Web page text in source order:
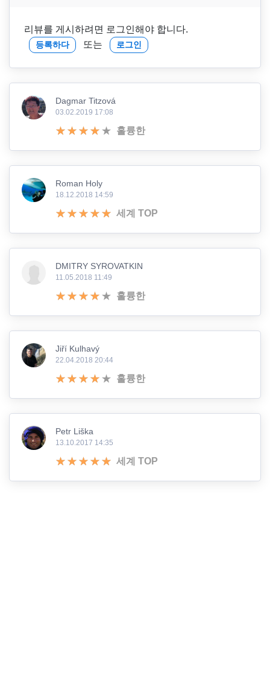
리뷰를 게시하려면 로그인해야 합니다.
등록하다 또는 로그인
Dagmar Titzová
03.02.2019 17:08
훌륭한
Roman Holy
18.12.2018 14:59
세계 TOP
DMITRY SYROVATKIN
11.05.2018 11:49
훌륭한
Jiří Kulhavý
22.04.2018 20:44
훌륭한
Petr Liška
13.10.2017 14:35
세계 TOP